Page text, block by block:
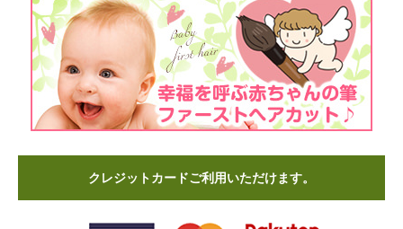
クレジットカードご利用いただけます。